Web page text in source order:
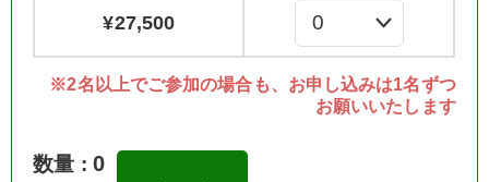
¥27,500
※2名以上でご参加の場合も、お申し込みは1名ずつ
お願いいたします
数量 : 0